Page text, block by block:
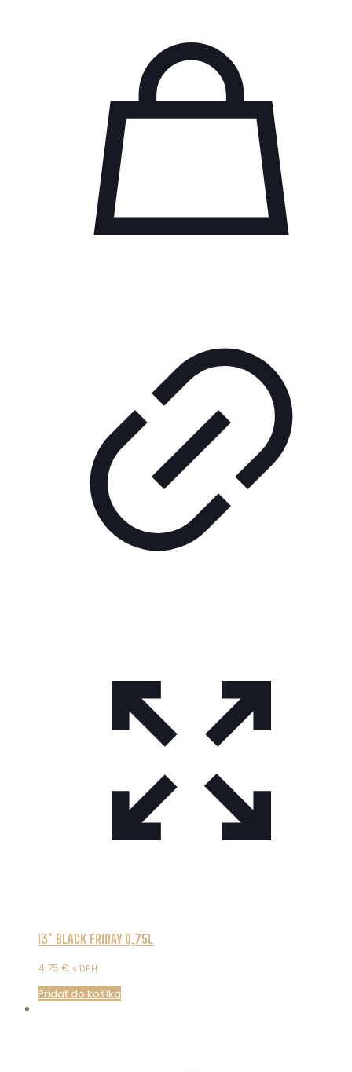
13° BLACK FRIDAY 0,75L
4.75 € s DPH
Pridať do košíka